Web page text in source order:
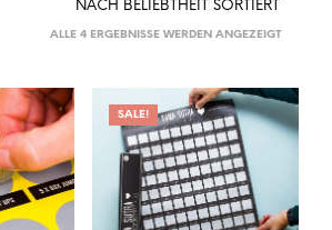
ALLE 4 ERGEBNISSE WERDEN ANGEZEIGTNACH
SALE!